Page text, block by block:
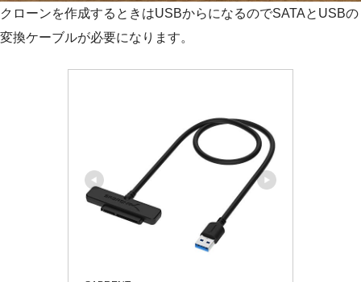
クローンを作成するときはUSBからになるのでSATAとUSBの
変換ケーブルが必要になります。